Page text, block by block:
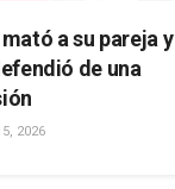
a su pareja y
de una
2026